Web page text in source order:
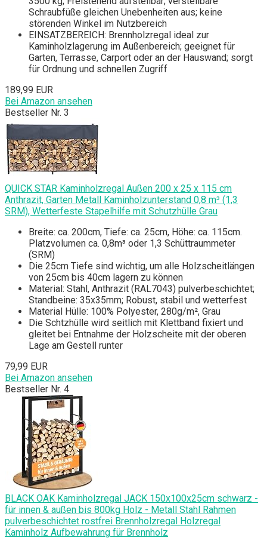
Schraubfüße gleichen Unebenheiten aus; keine
störenden Winkel im Nutzbereich
EINSATZBEREICH: Brennholzregal ideal zur
Kaminholzlagerung im Außenbereich; geeignet für
Garten, Terrasse, Carport oder an der Hauswand; sorgt
für Ordnung und schnellen Zugriff
189,99 EUR
Bei Amazon ansehen
Bestseller Nr. 3
QUICK STAR Kaminholzregal Außen 200 x 25 x 115 cm
Anthrazit, Garten Metall Kaminholzunterstand 0,8 m³ (1,3
SRM), Wetterfeste Stapelhilfe mit Schutzhülle Grau
Breite: ca. 200cm, Tiefe: ca. 25cm, Höhe: ca. 115cm.
Platzvolumen ca. 0,8m³ oder 1,3 Schüttraummeter
(SRM)
Die 25cm Tiefe sind wichtig, um alle Holzscheitlängen
von 25cm bis 40cm lagern zu können
Material: Stahl, Anthrazit (RAL7043) pulverbeschichtet;
Standbeine: 35x35mm; Robust, stabil und wetterfest
Material Hülle: 100% Polyester, 280g/m², Grau
Die Schtzhülle wird seitlich mit Klettband fixiert und
gleitet bei Entnahme der Holzscheite mit der oberen
Lage am Gestell runter
79,99 EUR
Bei Amazon ansehen
Bestseller Nr. 4
BLACK OAK Kaminholzregal JACK 150x100x25cm schwarz -
für innen & außen bis 800kg Holz - Metall Stahl Rahmen
pulverbeschichtet rostfrei Brennholzregal Holzregal
Kaminholz Aufbewahrung für Brennholz